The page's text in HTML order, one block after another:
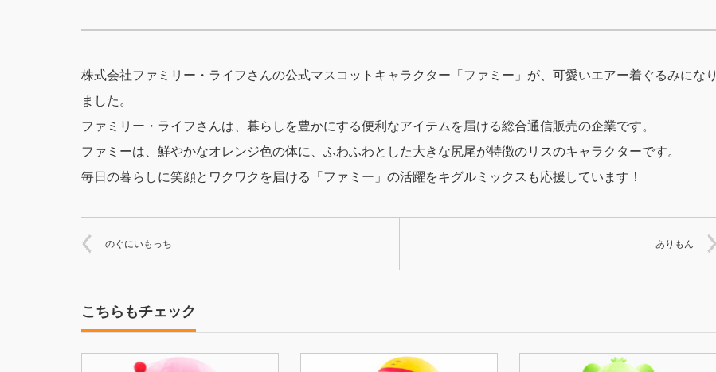
株式会社ファミリー・ライフさんの公式マスコットキャラクター「ファミー」が、可愛いエアー着ぐるみになり
ました。
ファミリー・ライフさんは、暮らしを豊かにする便利なアイテムを届ける総合通信販売の企業です。
ファミーは、鮮やかなオレンジ色の体に、ふわふわとした大きな尻尾が特徴のリスのキャラクターです。
毎日の暮らしに笑顔とワクワクを届ける「ファミー」の活躍をキグルミックスも応援しています！
のぐにいもっち ありもん
こちらもチェック